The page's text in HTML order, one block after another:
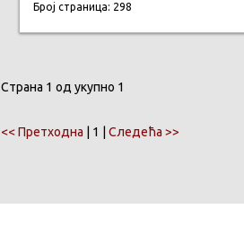
Број страница: 298
Страна 1 од укупно 1
<< Претходна | 1 | Следећа >>